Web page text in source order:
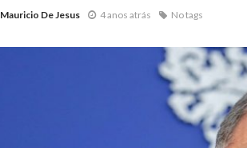
Mauricio De Jesus 4 anos atrás No tags